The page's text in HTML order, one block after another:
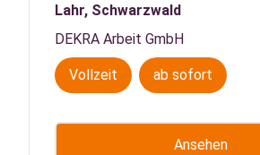
Lahr, Schwarzwald
DEKRA Arbeit GmbH
Vollzeit ab sofort
Ansehen